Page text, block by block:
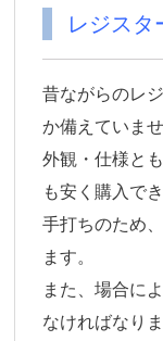
レジスタ
昔ながらのレ
か備えていませ
外観・仕様と
も安く購入で
手打ちのため
ます。
また、場合に
なければなりま